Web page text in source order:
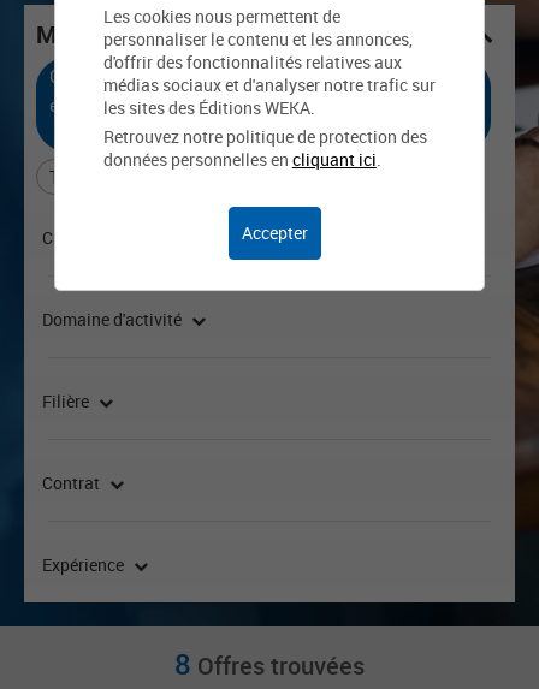
Les cookies nous permettent de
personnaliser le contenu et les annonces,
d'offrir des fonctionnalités relatives aux
médias sociaux et d'analyser notre trafic sur
les sites des Éditions WEKA.
Retrouvez notre politique de protection des
données personnelles en cliquant ici.
Accepter
Mes critères choisis
Cadre d'emploi : Agent territorial spécialisé des
écoles maternelles (ATSEM)
Tout effacer
Catégorie
Domaine d'activité
Filière
Contrat
Expérience
8 Offres trouvées